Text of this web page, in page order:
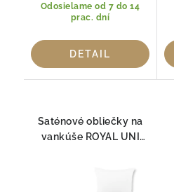
Odosielame od 7 do 14
prac. dní
DETAIL
Saténové obliečky na
vankúše ROYAL UNI